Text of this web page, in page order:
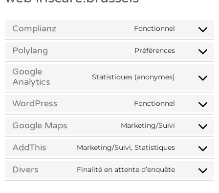
Complianz Fonctionnel
Consent
to
service
complianz
Polylang Préférences
Consent
to
service
Google
Analytics
Statistiques (anonymes)
Consent
service
WordPress Fonctionnel
Consent
to
service
wordpress
Google Maps Marketing/Suivi
Consent
to
service
google-
maps
AddThis Marketing/Suivi, Statistiques
Consent
to
service
addthis
Divers Finalité en attente d’enquête
Consent
to